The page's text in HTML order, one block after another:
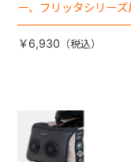
ー、フリッタシリーズ
ットカートマット登場
￥6,930